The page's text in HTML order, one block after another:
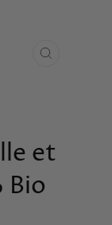
et
Bio